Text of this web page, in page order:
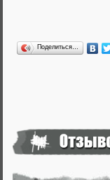
Поделиться…